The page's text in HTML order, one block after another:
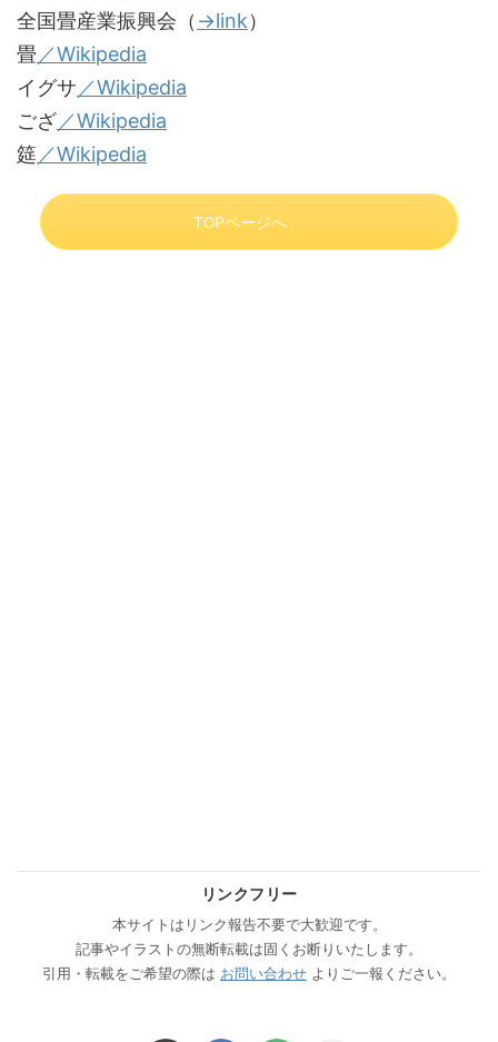
全国畳産業振興会（ →link）
畳 ／Wikipedia
イグサ ／Wikipedia
ござ／Wikipedia
筵／Wikipedia
TOPページへ
リンクフリー
本サイトはリンク報告不要で大歓迎です。
記事やイラストの無断転載は固くお断りいたします。
引用・転載をご希望の際は お問い合わせ よりご一報ください。